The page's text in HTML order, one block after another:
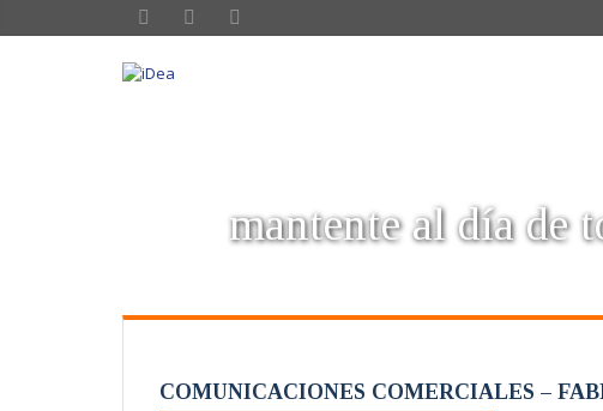
mantente al día de
COMUNICACIONES COMERCIALES –